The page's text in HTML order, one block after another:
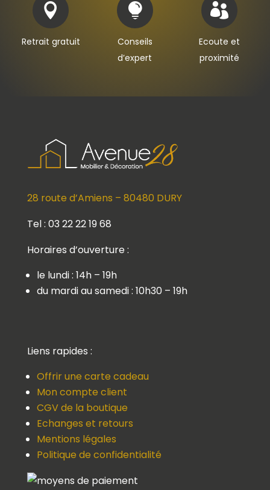

Retrait gratuit

Conseils
d’expert

Ecoute et
proximité
28 route d’Amiens – 80480 DURY
Tel : 03 22 22 19 68
Horaires d’ouverture :
le lundi : 14h – 19h
du mardi au samedi : 10h30 – 19h
Liens rapides :
Offrir une carte cadeau
Mon compte client
CGV de la boutique
Echanges et retours
Mentions légales
Politique de confidentialité